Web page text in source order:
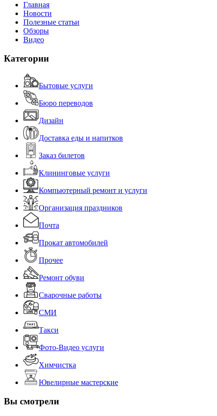
Главная
Новости
Полезные статьи
Обзоры
Видео
Категории
Бытовые услуги
Бюро переводов
Дизайн
Доставка еды и напитков
Заказ билетов
Клининговые услуги
Компьютерный ремонт и услуги
Организация праздников
Почта
Прокат автомобилей
Прочее
Ремонт обуви
Сварочные работы
СМИ
Такси
Фото-Видео услуги
Химчистка
Ювелирные мастерские
Вы смотрели